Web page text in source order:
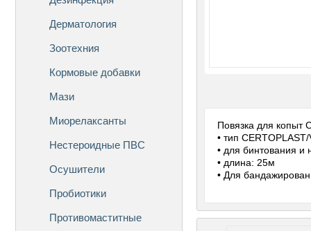
Дерматология
Зоотехния
Кормовые добавки
Мази
Миорелаксанты
Нестероидные ПВС
Осушители
Пробиотики
Противомаститные
Повязка для копыт
• тип
• для бинтования и
• длина: 25м
• Для